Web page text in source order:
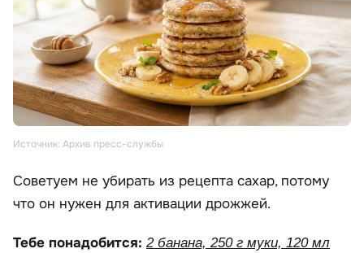
Источник: Архив пресс-службы
Советуем не убирать из рецепта сахар, потому
что он нужен для активации дрожжей.
Тебе понадобится: 2 банана, 250 г муки, 120 мл